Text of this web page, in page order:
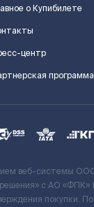
о Купибилете
центр
программа
веб-системы
c АО